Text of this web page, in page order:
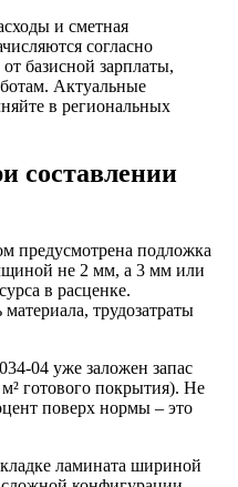
и сметная
согласно
базисной зарплаты,
Актуальные
в региональных
составлении
предусмотрена подложка
не 2 мм, а 3 мм или
в расценке.
трудозатраты
04 уже заложен запас
готового покрытия). Не
поверх нормы – это
ламината шириной